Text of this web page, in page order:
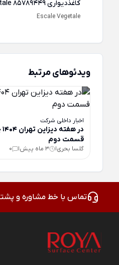
کاغذ‌دیواری Escale Vegetale 85789449
Escale Vegetale
ویدئوهای مرتبط
اخبار داخلی شرکت
قسمت دوم
گلسا بحری| 3 ماه پیش |
0
تماس با خط مشاوره و